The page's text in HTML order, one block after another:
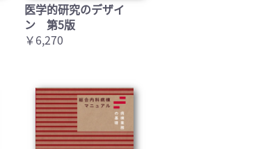
医学的研究のデザイ
ン 第5版
￥6,270